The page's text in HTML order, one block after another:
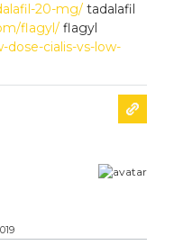
20-mg/ tadalafil
flagyl/ flagyl
cialis-vs-low-